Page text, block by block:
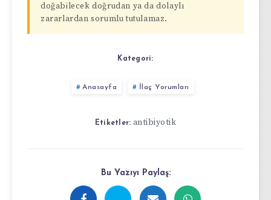
doğabilecek doğrudan ya da dolaylı
zararlardan sorumlu tutulamaz.
Kategori:
Anasayfa İlaç Yorumları
Etiketler: antibiyotik
Bu Yazıyı Paylaş: